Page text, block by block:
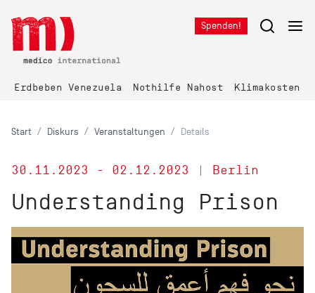
Spenden!
Erdbeben Venezuela Nothilfe Nahost Klimakosten
Start Diskurs Veranstaltungen Details
30.11.2023 - 02.12.2023 | Berlin
Understanding Prison